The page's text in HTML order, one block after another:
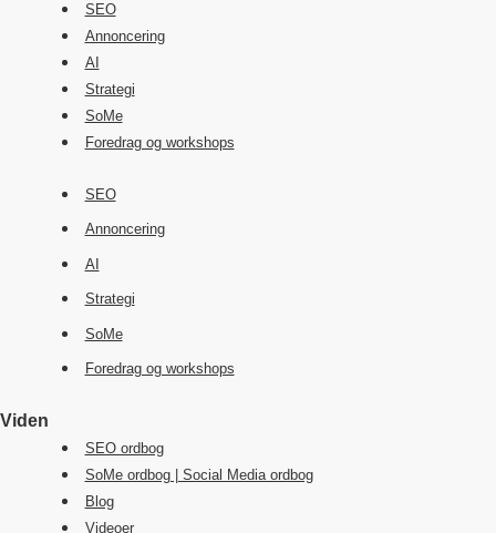
SEO
Annoncering
AI
Strategi
SoMe
Foredrag og workshops
SEO
Annoncering
AI
Strategi
SoMe
Foredrag og workshops
Viden
SEO ordbog
SoMe ordbog | Social Media ordbog
Blog
Videoer